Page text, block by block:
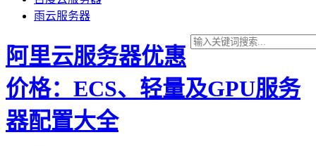
雨云服务器
阿里云服务器优惠
价格：ECS、轻量及GPU服务
器配置大全